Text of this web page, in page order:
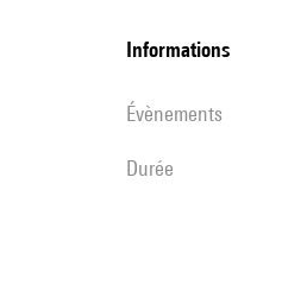
informations
évènements
durée